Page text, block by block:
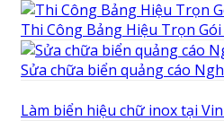
Thi Công Bảng Hiệu Trọn
Sửa chữa biển quảng cáo
Làm biển hiệu chữ inox tại